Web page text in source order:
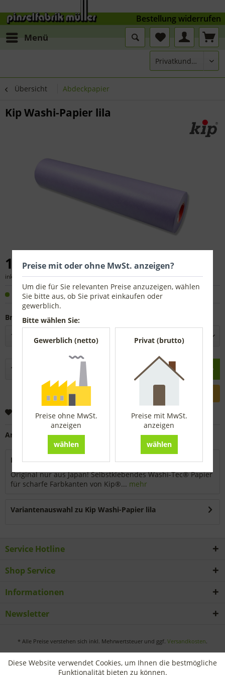
Menü
Übersicht Abdeckpapier
Kip Washi-Papier lila
18,08 € *
inkl. MwSt.zzgl. Versandkosten
Sofort versandfertig, Lieferzeit ca. 1-3 Werktage
Breite:
Warenkorb
Merken
Artikel-Nr.:
Beschreibung
Original nur aus Japan! Selbstklebendes Washi-Tec® Papier
für scharfe Farbkanten von Kip®... mehr
Variantenauswahl zu Kip Washi-Papier lila
Service Hotline
Shop Service
Informationen
Newsletter
* Alle Preise verstehen sich inkl. Mehrwertsteuer und ggf. Versandkosten.
Bestellung widerrufen
Diese Website verwendet Cookies, um Ihnen die bestmögliche
Funktionalität bieten zu können.
Preise mit oder ohne MwSt. anzeigen?
Um die für Sie relevanten Preise anzuzeigen, wählen
Sie bitte aus, ob Sie privat einkaufen oder
gewerblich.
Bitte wählen Sie:
Gewerblich (netto)
Preise ohne MwSt.
anzeigen
wählen
Privat (brutto)
Preise mit MwSt.
anzeigen
wählen